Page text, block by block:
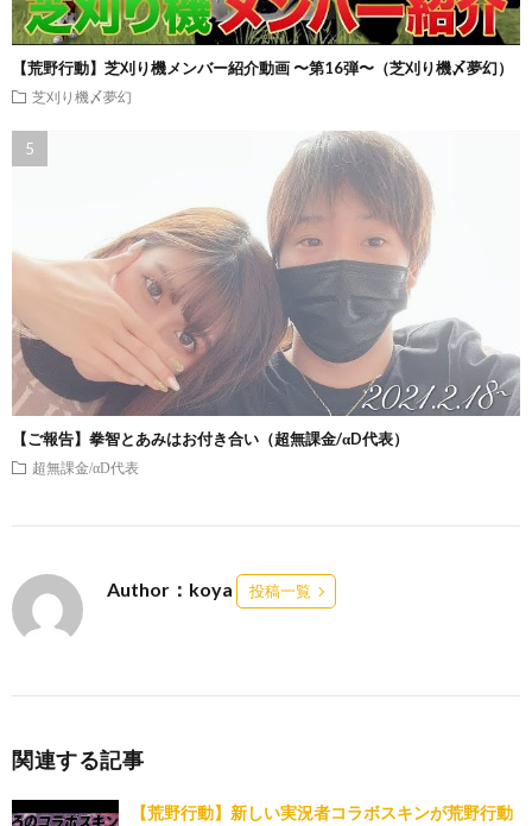
【荒野行動】芝刈り機メンバー紹介動画 〜第16弾〜（芝刈り機〆夢幻）
芝刈り機〆夢幻
【ご報告】拳智とあみはお付き合い（超無課金/αD代表）
超無課金/αD代表
Author：koya 投稿一覧
関連する記事
【荒野行動】新しい実況者コラボスキンが荒野行動